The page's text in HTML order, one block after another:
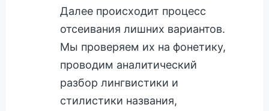
Далее происходит процесс
отсеивания лишних вариантов.
Мы проверяем их на фонетику,
проводим аналитический
разбор лингвистики и
стилистики названия,